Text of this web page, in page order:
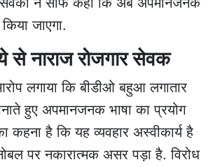
किया जाएगा.
से नाराज रोजगार सेवक
लगाया कि बीडीओ बहुआ लगातार
हुए अपमानजनक भाषा का प्रयोग
है कि यह व्यवहार अस्वीकार्य है
पर नकारात्मक असर पड़ा है. विरोध